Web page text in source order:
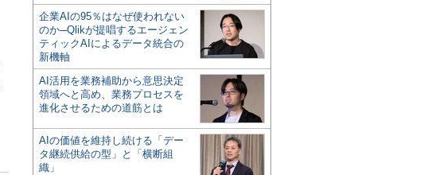
企業AIの95％はなぜ使われない
のか─Qlikが提唱するエージェン
ティックAIによるデータ統合の
新機軸
AI活用を業務補助から意思決定
領域へと高め、業務プロセスを
進化させるための道筋とは
AIの価値を維持し続ける「デー
タ継続供給の型」と「横断組
織」